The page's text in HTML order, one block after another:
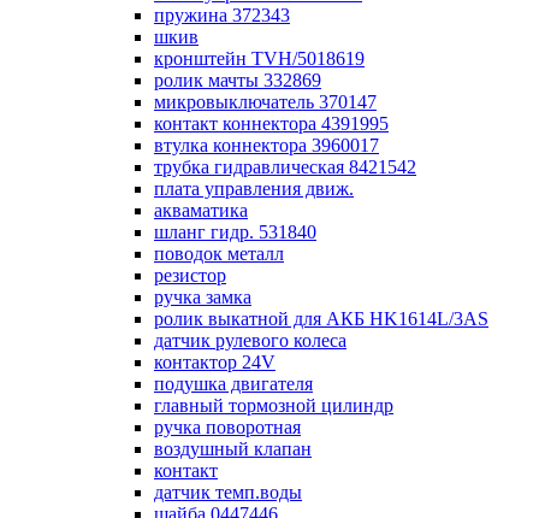
пружина 372343
шкив
кронштейн TVH/5018619
ролик мачты 332869
микровыключатель 370147
контакт коннектора 4391995
втулка коннектора 3960017
трубка гидравлическая 8421542
плата управления движ.
акваматика
шланг гидр. 531840
поводок металл
резистор
ручка замка
ролик выкатной для АКБ HK1614L/3AS
датчик рулевого колеса
контактор 24V
подушка двигателя
главный тормозной цилиндр
ручка поворотная
воздушный клапан
контакт
датчик темп.воды
шайба 0447446